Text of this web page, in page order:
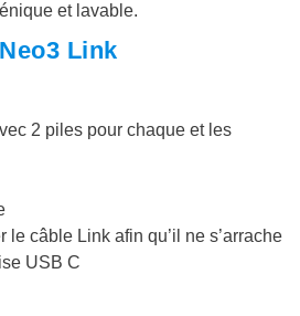
et lavable.
Link
2 piles pour chaque et les
le câble Link afin qu’il ne s’arrache
USB C